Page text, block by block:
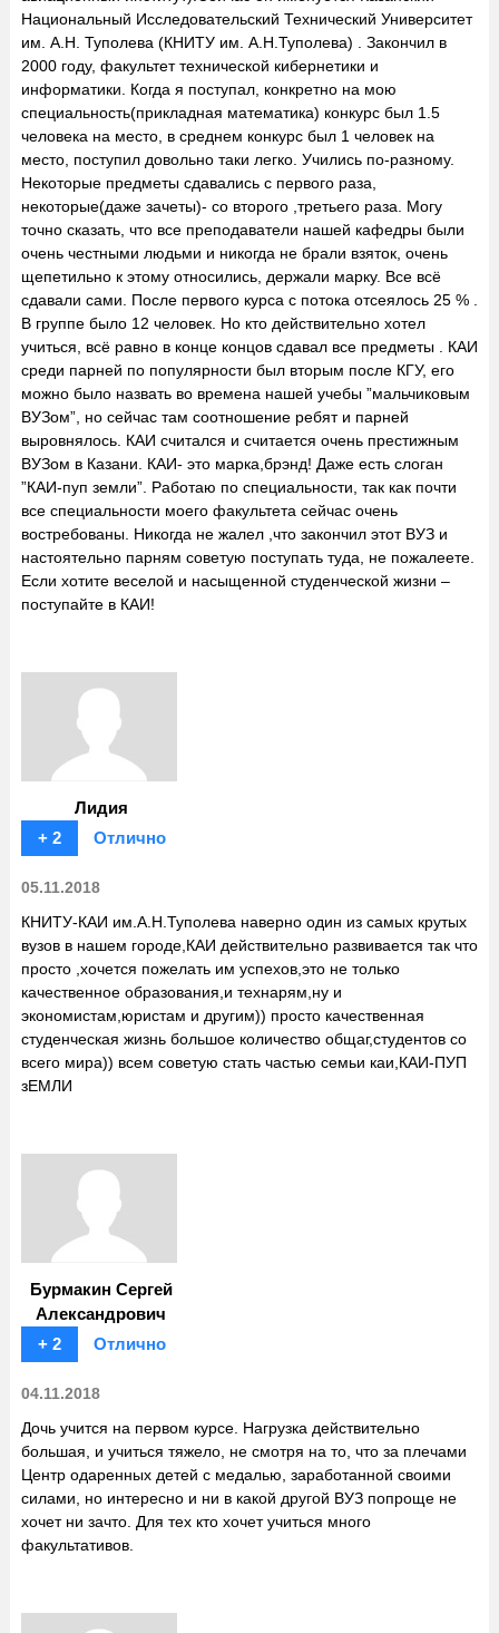
Национальный Исследовательский Технический Университет
им. А.Н. Туполева (КНИТУ им. А.Н.Туполева) . Закончил в
2000 году, факультет технической кибернетики и
информатики. Когда я поступал, конкретно на мою
специальность(прикладная математика) конкурс был 1.5
человека на место, в среднем конкурс был 1 человек на
место, поступил довольно таки легко. Учились по-разному.
Некоторые предметы сдавались с первого раза,
некоторые(даже зачеты)- со второго ,третьего раза. Могу
точно сказать, что все преподаватели нашей кафедры были
очень честными людьми и никогда не брали взяток, очень
щепетильно к этому относились, держали марку. Все всё
сдавали сами. После первого курса с потока отсеялось 25 % .
В группе было 12 человек. Но кто действительно хотел
учиться, всё равно в конце концов сдавал все предметы . КАИ
среди парней по популярности был вторым после КГУ, его
можно было назвать во времена нашей учебы ”мальчиковым
ВУЗом”, но сейчас там соотношение ребят и парней
выровнялось. КАИ считался и считается очень престижным
ВУЗом в Казани. КАИ- это марка,брэнд! Даже есть слоган
”КАИ-пуп земли”. Работаю по специальности, так как почти
все специальности моего факультета сейчас очень
востребованы. Никогда не жалел ,что закончил этот ВУЗ и
настоятельно парням советую поступать туда, не пожалеете.
Если хотите веселой и насыщенной студенческой жизни –
поступайте в КАИ!
Лидия
+ 2
Отлично
05.11.2018
КНИТУ-КАИ им.А.Н.Туполева наверно один из самых крутых
вузов в нашем городе,КАИ действительно развивается так что
просто ,хочется пожелать им успехов,это не только
качественное образования,и технарям,ну и
экономистам,юристам и другим)) просто качественная
студенческая жизнь большое количество общаг,студентов со
всего мира)) всем советую стать частью семьи каи,КАИ-ПУП
зЕМЛИ
Бурмакин Сергей
Александрович
+ 2
Отлично
04.11.2018
Дочь учится на первом курсе. Нагрузка действительно
большая, и учиться тяжело, не смотря на то, что за плечами
Центр одаренных детей с медалью, заработанной своими
силами, но интересно и ни в какой другой ВУЗ попроще не
хочет ни зачто. Для тех кто хочет учиться много
факультативов.